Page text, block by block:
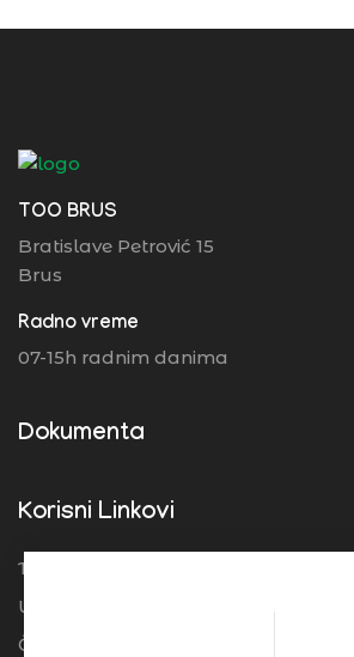
TOO BRUS
Bratislave Petrović 15
Brus
Radno vreme
07-15h radnim danima
Dokumenta
Korisni Linkovi
Turistička organizacija Srbije
Ugostitelji
Često postavljena pitanja